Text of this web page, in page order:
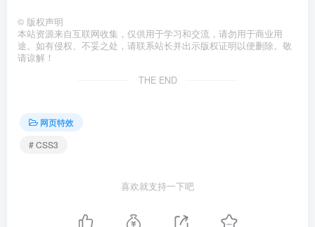
© 版权声明
本站资源来自互联网收集，仅供用于学习和交流，请勿用于商业用
途。如有侵权、不妥之处，请联系站长并出示版权证明以便删除。敬
请谅解！
THE END
网页特效
# CSS3
喜欢就支持一下吧